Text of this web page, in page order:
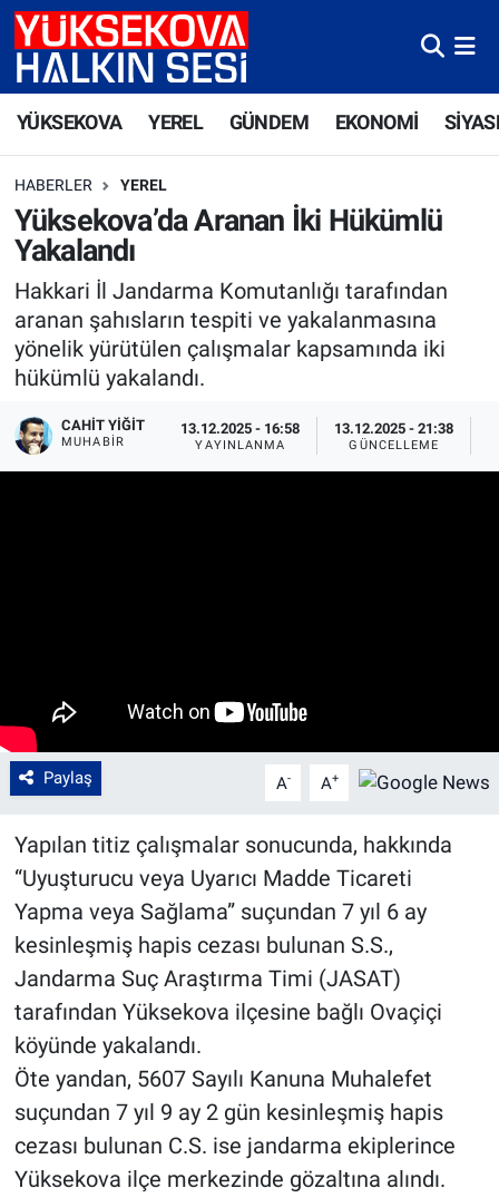
YÜKSEKOVA YEREL GÜNDEM EKONOMİ
HABERLER YEREL
Yüksekova’da Aranan İki Hükümlü
Yakalandı
Hakkari İl Jandarma Komutanlığı tarafından
aranan şahısların tespiti ve yakalanmasına
yönelik yürütülen çalışmalar kapsamında iki
hükümlü yakalandı.
CAHIT YIĞIT
MUHABİR
13.12.2025 - 16:58
YAYINLANMA
13.12.2025 - 21:38
GÜNCELLEME
Paylaş A- A+
Yapılan titiz çalışmalar sonucunda, hakkında
“Uyuşturucu veya Uyarıcı Madde Ticareti
Yapma veya Sağlama” suçundan 7 yıl 6 ay
kesinleşmiş hapis cezası bulunan S.S.,
Jandarma Suç Araştırma Timi (JASAT)
tarafından Yüksekova ilçesine bağlı Ovaçiçi
köyünde yakalandı.
Öte yandan, 5607 Sayılı Kanuna Muhalefet
suçundan 7 yıl 9 ay 2 gün kesinleşmiş hapis
cezası bulunan C.S. ise jandarma ekiplerince
Yüksekova ilçe merkezinde gözaltına alındı.
Yüksekova Nöbetçi Eczaneler
Yüksekova Trafik Yoğunluk Haritası
Süper Lig Puan Durumu ve Fikstür
Tüm Manşetler
Son Dakika Haberleri
Haber Arşivi